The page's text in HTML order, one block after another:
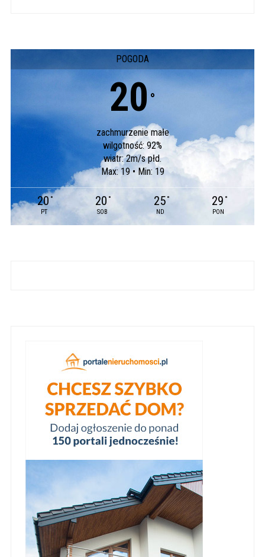
POGODA
20 °
zachmurzenie małe
wilgotność: 92%
wiatr: 2m/s płd.
Max: 19 • Min: 19
20 °
PT
20 °
SOB
25 °
ND
29 °
PON